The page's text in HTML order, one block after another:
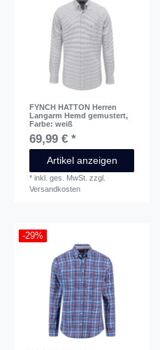
FYNCH HATTON Herren
Langarm Hemd gemustert,
Farbe: weiß
69,99 € *
Artikel anzeigen
*inkl. ges. MwSt. zzgl.
Versandkosten
-29%